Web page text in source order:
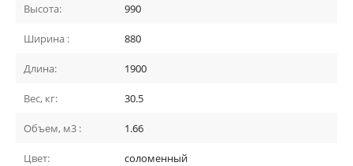
Высота: 990
Ширина : 880
Длина: 1900
Вес, кг: 30.5
Объем, м3 : 1.66
Цвет: соломенный